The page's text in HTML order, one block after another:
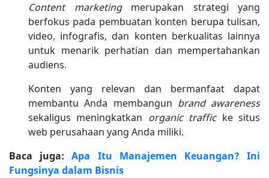
Content marketingmerupakan strategi yang
berfokus pada pembuatan konten berupa tulisan,
video, infografis, dan konten berkualitas lainnya
untuk menarik perhatian dan mempertahankan
audiens.
Konten yang relevan dan bermanfaat dapat
membantu Anda membangun brand awareness
sekaligus meningkatkan organic traffic ke situs
web perusahaan yang Anda miliki.
Baca juga:Apa Itu Manajemen Keuangan? Ini
Fungsinya dalam Bisnis